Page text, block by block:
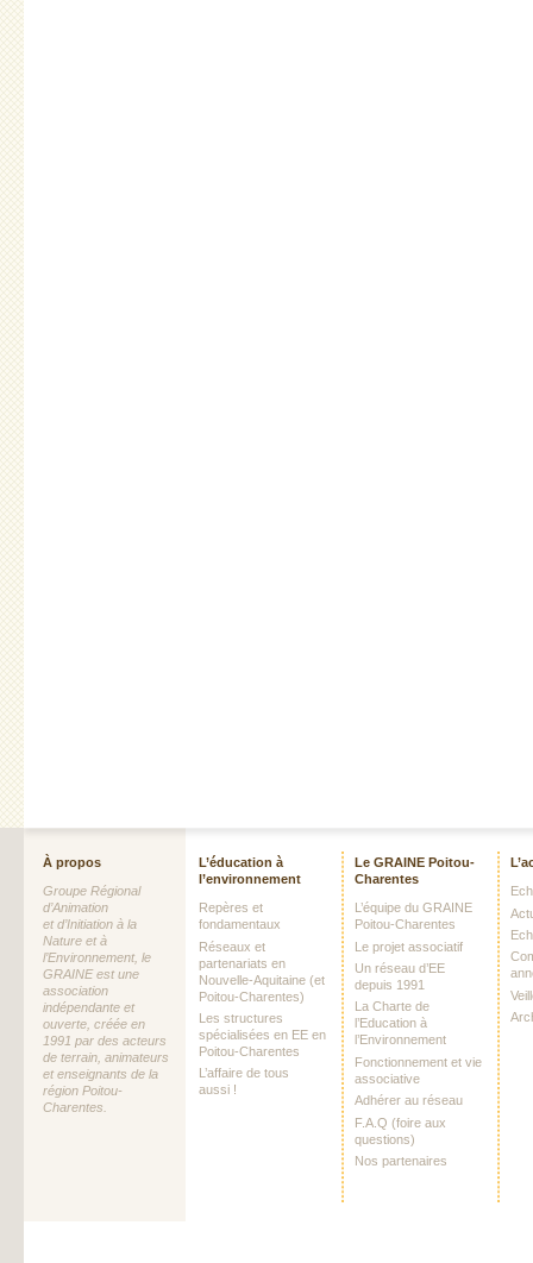
À propos
Groupe Régional
d’Animation
et d’Initiation à la
Nature et à
l’Environnement, le
GRAINE est une
association
indépendante et
ouverte, créée en
1991 par des acteurs
de terrain, animateurs
et enseignants de la
région Poitou-
Charentes.
L’éducation à
l’environnement
Repères et
fondamentaux
Réseaux et
partenariats en
Nouvelle-Aquitaine (et
Poitou-Charentes)
Les structures
spécialisées en EE en
Poitou-Charentes
L’affaire de tous
aussi !
Le GRAINE Poitou-
Charentes
L’équipe du GRAINE
Poitou-Charentes
Le projet associatif
Un réseau d’EE
depuis 1991
La Charte de
l’Education à
l’Environnement
Fonctionnement et vie
associative
Adhérer au réseau
F.A.Q (foire aux
questions)
Nos partenaires